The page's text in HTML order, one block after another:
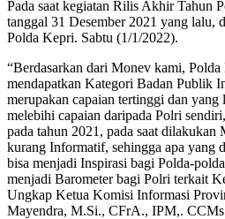
Pada saat kegiatan Rilis Akhir Tahun
tanggal 31 Desember 2021 yang lalu,
Polda Kepri. Sabtu (1/1/2022).
“Berdasarkan dari Monev kami, Polda
mendapatkan Kategori Badan Publik
merupakan capaian tertinggi dan yang
melebihi capaian daripada Polri
pada tahun 2021, pada saat dilakukan
kurang Informatif, sehingga apa yang
bisa menjadi Inspirasi bagi Polda-
menjadi Barometer bagi Polri terkait
Ungkap Ketua Komisi Informasi
Mayendra, M.Si., CFrA., IPM,.